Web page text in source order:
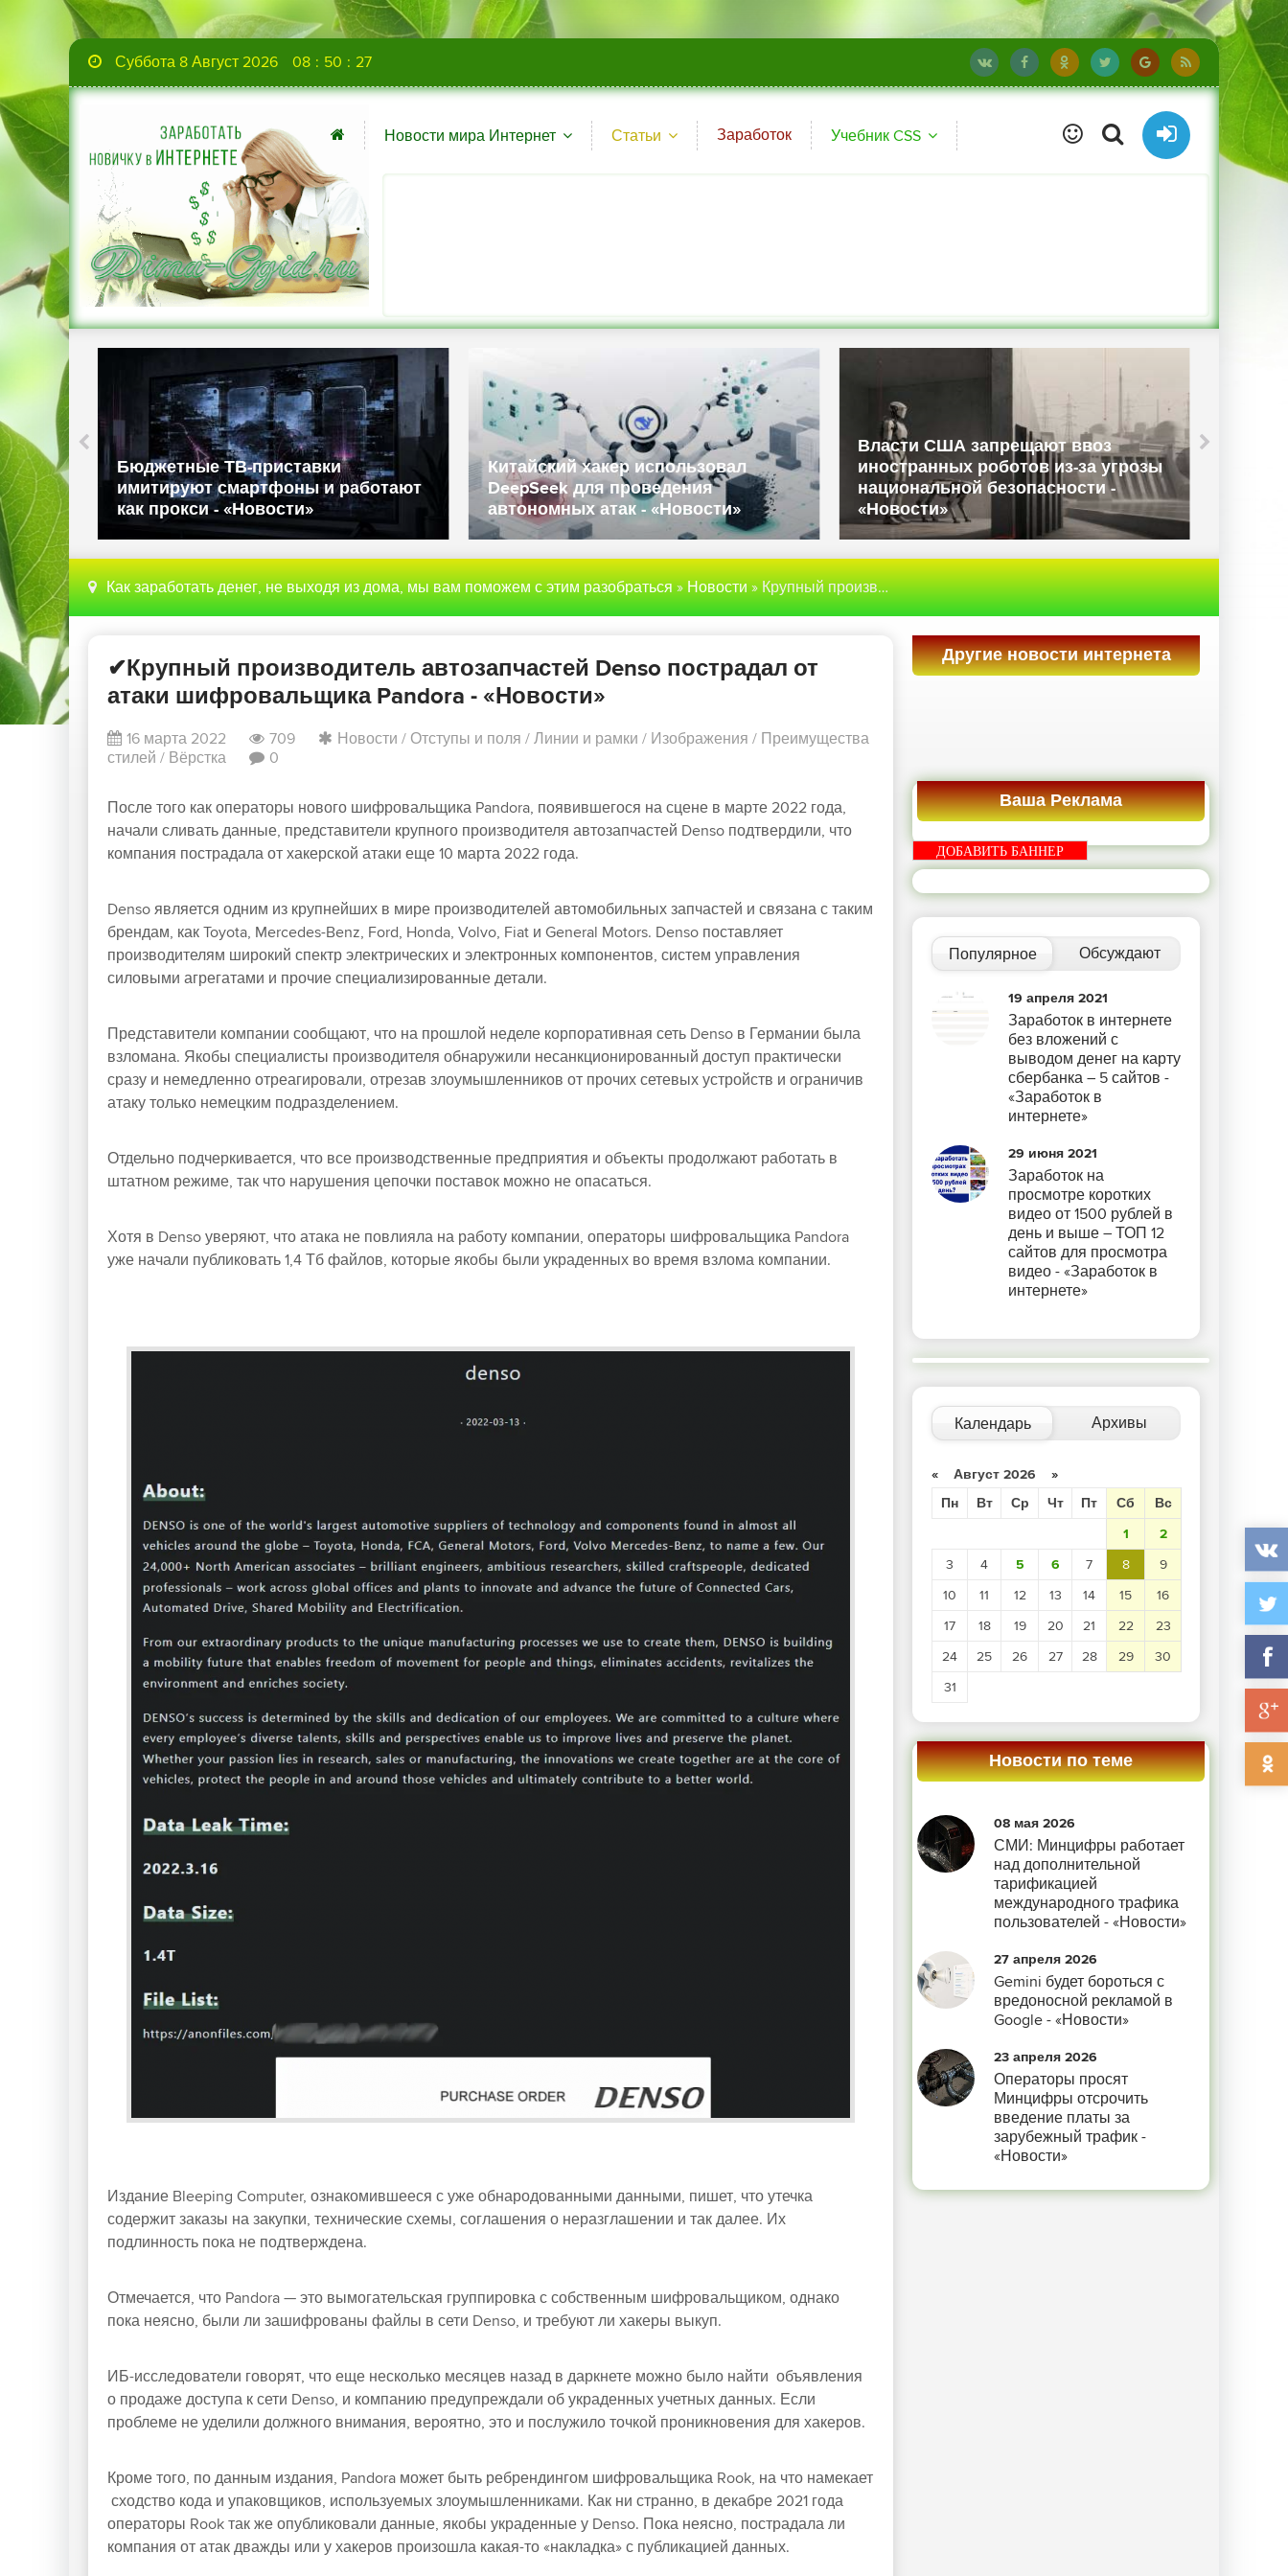
Суббота 8 Август 2026 08 : 50 : 28
Новости мира Интернет Статьи Заработок Учебник CSS
в
Бюджетные ТВ-приставки
имитируют смартфоны и работают
как прокси - «Новости»
Китайский хакер использовал
DeepSeek для проведения
автономных атак - «Новости»
Власти США запрещают ввоз
иностранных роботов из-за угрозы
национальной безопасности -
«Новости»
Как заработать денег, не выходя из дома, мы вам поможем с этим разобраться»Новости» Крупный производитель автозапчастей Denso пострадал от атаки шифровальщика Pandora - «Новости»
✔Крупный производитель автозапчастей Denso пострадал от
атаки шифровальщика Pandora - «Новости»
16 марта 2022 709 Новости / Отступы и поля / Линии и рамки / Изображения / Преимущества
стилей / Вёрстка 0
После того как операторы нового шифровальщика Pandora, появившегося на сцене в марте 2022 года,
начали сливать данные, представители крупного производителя автозапчастей Denso подтвердили, что
компания пострадала от хакерской атаки еще 10 марта 2022 года.
Denso является одним из крупнейших в мире производителей автомобильных запчастей и связана с таким
брендам, как Toyota, Mercedes-Benz, Ford, Honda, Volvo, Fiat и General Motors. Denso поставляет
производителям широкий спектр электрических и электронных компонентов, систем управления
силовыми агрегатами и прочие специализированные детали.
Представители компании сообщают, что на прошлой неделе корпоративная сеть Denso в Германии была
взломана. Якобы специалисты производителя обнаружили несанкционированный доступ практически
сразу и немедленно отреагировали, отрезав злоумышленников от прочих сетевых устройств и ограничив
атаку только немецким подразделением.
Отдельно подчеркивается, что все производственные предприятия и объекты продолжают работать в
штатном режиме, так что нарушения цепочки поставок можно не опасаться.
Хотя в Denso уверяют, что атака не повлияла на работу компании, операторы шифровальщика Pandora
уже начали публиковать 1,4 Тб файлов, которые якобы были украденных во время взлома компании.
Издание Bleeping Computer, ознакомившееся с уже обнародованными данными, пишет, что утечка
содержит заказы на закупки, технические схемы, соглашения о неразглашении и так далее. Их
подлинность пока не подтверждена.
Отмечается, что Pandora — это вымогательская группировка с собственным шифровальщиком, однако
пока неясно, были ли зашифрованы файлы в сети Denso, и требуют ли хакеры выкуп.
ИБ-исследователи говорят, что еще несколько месяцев назад в даркнете можно было найти объявления
о продаже доступа к сети Denso, и компанию предупреждали об украденных учетных данных. Если
проблеме не уделили должного внимания, вероятно, это и послужило точкой проникновения для хакеров.
Кроме того, по данным издания, Pandora может быть ребрендингом шифровальщика Rook, на что намекает
сходство кода и упаковщиков, используемых злоумышленниками. Как ни странно, в декабре 2021 года
операторы Rook так же опубликовали данные, якобы украденные у Denso. Пока неясно, пострадала ли
компания от атак дважды или у хакеров произошла какая-то «накладка» с публикацией данных.
Другие новости интернета
Ваша Реклама
ДОБАВИТЬ БАННЕР
Популярное Обсуждают
19 апреля 2021
Заработок в интернете
без вложений с
выводом денег на карту
сбербанка – 5 сайтов -
«Заработок в
интернете»
29 июня 2021
Заработок на
просмотре коротких
видео от 1500 рублей в
день и выше – ТОП 12
сайтов для просмотра
видео - «Заработок в
интернете»
Календарь Архивы
« Август 2026 »
Пн
Вт Ср Чт Пт Сб
Вс
1
2
3
4 5 6 7 8
9
10
11 12 13 14 15
16
17
18 19 20 21 22
23
24
25 26 27 28 29
30
31
Новости по теме
08 мая 2026
СМИ: Минцифры работает
над дополнительной
тарификацией
международного трафика
пользователей - «Новости»
27 апреля 2026
Gemini будет бороться с
вредоносной рекламой в
Google - «Новости»
23 апреля 2026
Операторы просят
Минцифры отсрочить
введение платы за
зарубежный трафик -
«Новости»